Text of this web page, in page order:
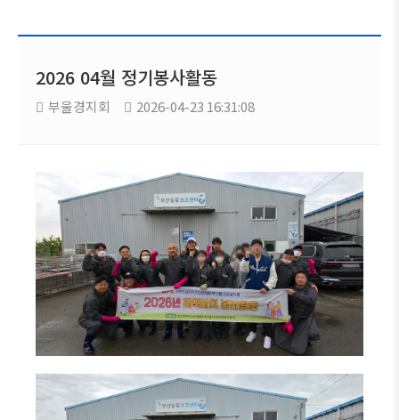
2026 04월 정기봉사활동
부울경지회 2026-04-23 16:31:08